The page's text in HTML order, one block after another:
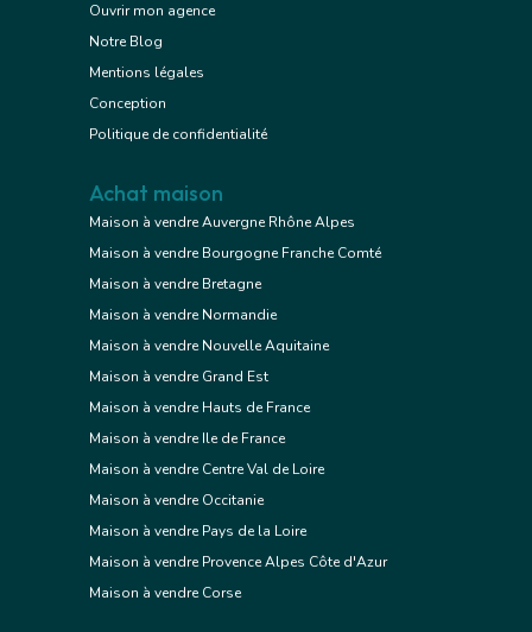
Ouvrir mon agence
Notre Blog
Mentions légales
Conception
Politique de confidentialité
Achat maison
Maison à vendre Auvergne Rhône Alpes
Maison à vendre Bourgogne Franche Comté
Maison à vendre Bretagne
Maison à vendre Normandie
Maison à vendre Nouvelle Aquitaine
Maison à vendre Grand Est
Maison à vendre Hauts de France
Maison à vendre Ile de France
Maison à vendre Centre Val de Loire
Maison à vendre Occitanie
Maison à vendre Pays de la Loire
Maison à vendre Provence Alpes Côte d'Azur
Maison à vendre Corse